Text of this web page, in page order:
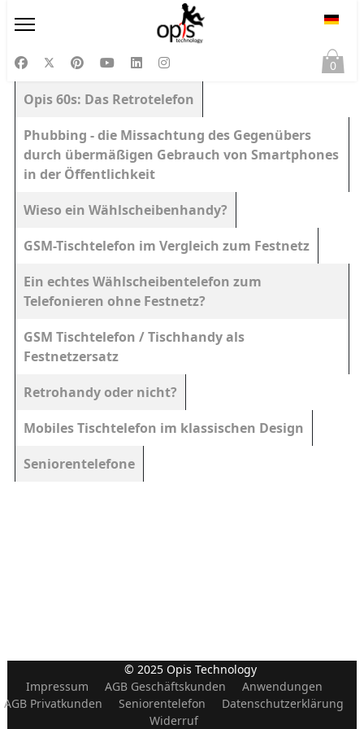
0
Beiträge
Titel
Opis 60s: Das Retrotelefon
Phubbing - die Missachtung des Gegenübers
durch übermäßigen Gebrauch von Smartphones
in der Öffentlichkeit
Wieso ein Wählscheibenhandy?
GSM-Tischtelefon im Vergleich zum Festnetz
Ein echtes Wählscheibentelefon zum
Telefonieren ohne Festnetz?
GSM Tischtelefon / Tischhandy als
Festnetzersatz
Retrohandy oder nicht?
Mobiles Tischtelefon im klassischen Design
Seniorentelefone
© 2025 Opis Technology
Impressum
AGB Geschäftskunden
Anwendungen
AGB Privatkunden
Seniorentelefon
Datenschutzerklärung
Widerruf